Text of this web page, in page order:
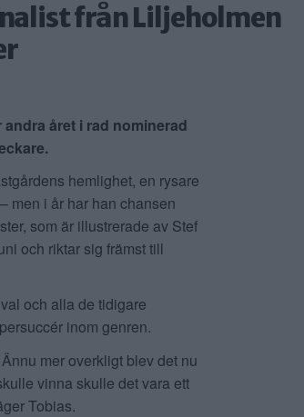
från Liljeholmen
året i rad nominerad
hemlighet, en rysare
men i år har han chansen
som är illustrerade av Stef
och riktar sig främst till
och alla de tidigare
inom genren.
mer overkligt blev det nu
vinna skulle det vara ett
Tobias.